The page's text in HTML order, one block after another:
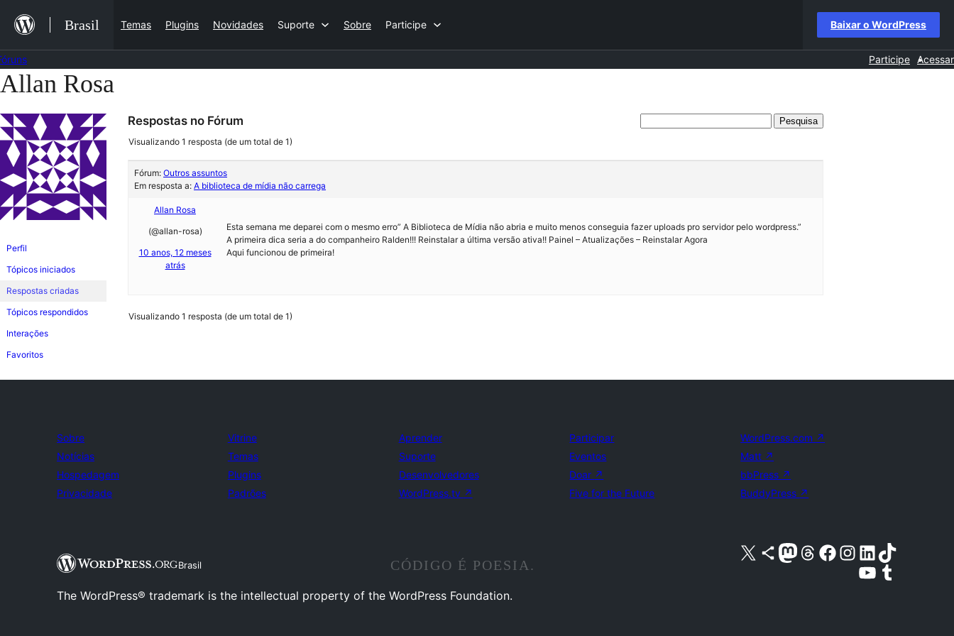
para
o
conteúdo
Brasil Temas Plugins Novidades Suporte Sobre Participe Baixar o WordPress
Participe Acessar
Pular
o
conteúdo
Allan Rosa
Perfil
Tópicos iniciados
Respostas criadas
Tópicos respondidos
Interações
Favoritos
Respostas no Fórum
Visualizando 1 resposta (de um total de 1)
Fórum: Outros assuntos
Em resposta a: A biblioteca de mídia não carrega
Allan Rosa
(@allan-rosa)
10 anos, 12 meses
atrás
Esta semana me deparei com o mesmo erro” A Biblioteca de Mídia não abria e muito menos conseguia fazer uploads pro servidor pelo wordpress.”
A primeira dica seria a do companheiro Ralden!!! Reinstalar a última versão ativa!! Painel – Atualizações – Reinstalar Agora
Aqui funcionou de primeira!
Visualizando 1 resposta (de um total de 1)
Sobre
Notícias
Hospedagem
Privacidade
Vitrine
Temas
Plugins
Padrões
Aprender
Suporte
Desenvolvedores
WordPress.tv ↗
Participar
Eventos
Doar ↗
Five for the Future
WordPress.com ↗
Matt ↗
bbPress ↗
BuddyPress ↗
Brasil
Acessar nossa conta do X (antigo Twitter)
Acessar nossa conta do Bluesky
Acessar nossa conta do Mastodon
Acessar nossa conta do Threads
Acessar nossa página do Facebook
Acessar nossa conta do Instagram
Acessar nossa conta do LinkedIn
Acessar nossa conta do TikTok
Acessar nosso canal do YouTube
Acessar nossa conta no Tumblr
CÓDIGO É POESIA.
The WordPress® trademark is the intellectual property of the WordPress Foundation.